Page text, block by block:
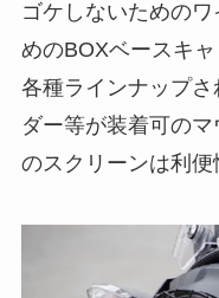
ゴケしないための
めのBOXベースキャ
各種ラインナップ
ダー等が装着可の
のスクリーンは利便